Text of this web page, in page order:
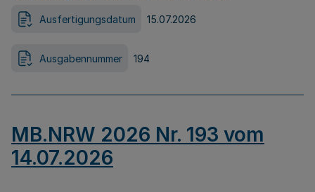
Ausfertigungsdatum 15.07.2026
Ausgabennummer 194
MB.NRW 2026 Nr. 193 vom
14.07.2026